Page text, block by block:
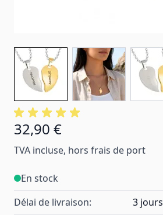
32,90 €
TVA incluse, hors frais de port
En stock
Délai de livraison:
3 jours